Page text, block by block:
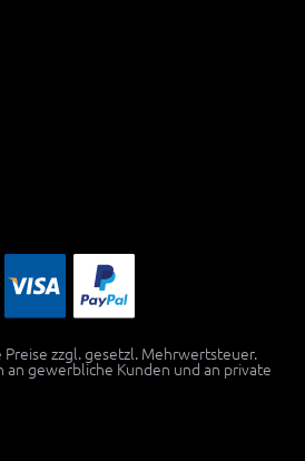
zzgl. gesetzl. Mehrwertsteuer.
an gewerbliche Kunden und an private